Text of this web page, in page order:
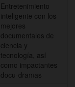
Entretenimiento
inteligente con los
mejores
documentales de
ciencia y
tecnología, así
como impactantes
docu-dramas